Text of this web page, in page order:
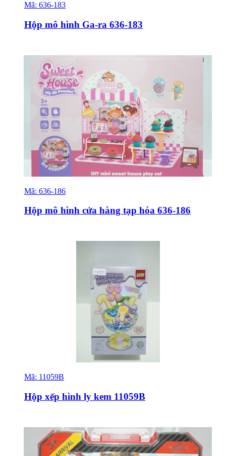
Sỉ & Lẻ
Mã: 636-183
Hộp mô hình Ga-ra 636-183
Sỉ & Lẻ
Mã: 636-186
Hộp mô hình cửa hàng tạp hóa 636-186
Sỉ & Lẻ
Mã: 11059B
Hộp xếp hình ly kem 11059B